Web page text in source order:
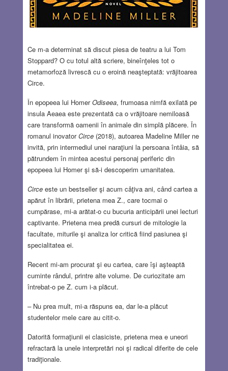
Ce m-a determinat să discut piesa de teatru a lui Tom
Stoppard? O cu totul altă scriere, bineînţeles tot o
metamorfoză livrescă cu o eroină neaşteptată: vrăjitoarea
Circe.
În epopeea lui HomerOdiseea, frumoasa nimfă exilată pe
insula Aeaea este prezentată ca o vrăjitoare nemiloasă
care transformă oamenii în animale din simplă plăcere. În
romanul inovatorCirce(2018), autoarea Madeline Miller ne
invită, prin intermediul unei naraţiuni la persoana întâia, să
pătrundem în mintea acestui personaj periferic din
epopeea lui Homer şi să-i descoperim umanitatea.
Circeeste un bestseller şi acum câţiva ani, când cartea a
apărut în librării, prietena mea Z., care tocmai o
cumpărase, mi-a arătat-o cu bucuria anticipării unei lecturi
captivante. Prietena mea predă cursuri de mitologie la
facultate, miturile şi analiza lor critică fiind pasiunea şi
specialitatea ei.
Recent mi-am procurat şi eu cartea, care îşi aşteaptă
cuminte rândul, printre alte volume. De curiozitate am
întrebat-o pe Z. cum i-a plăcut.
– Nu prea mult, mi-a răspuns ea, dar le-a plăcut
studentelor mele care au citit-o.
Datorită formaţiunii ei clasiciste, prietena mea e uneori
refractară la unele interpretări noi şi radical diferite de cele
tradiţionale.